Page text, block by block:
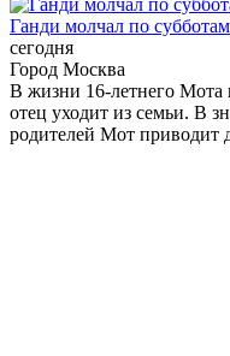
Ганди молчал по субботам
сегодня
Город Москва
В жизни 16-летнего Мота
отец уходит из семьи. В
родителей Мот